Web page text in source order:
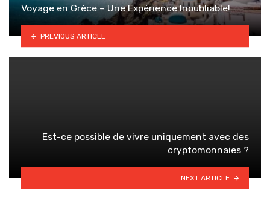
Voyage en Grèce – Une Expérience Inoubliable!
PREVIOUS ARTICLE
Est-ce possible de vivre uniquement avec des
cryptomonnaies ?
NEXT ARTICLE